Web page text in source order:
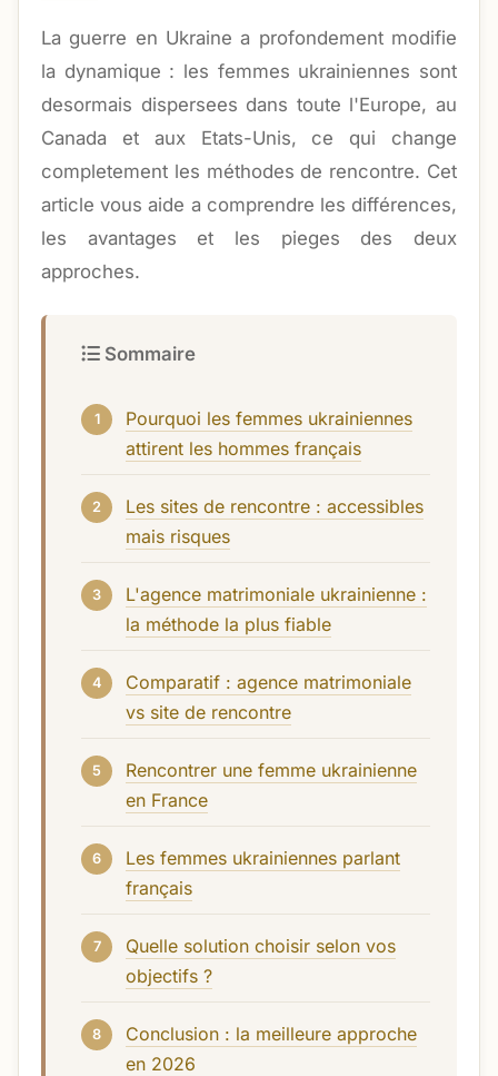
La guerre en Ukraine a profondement modifie
la dynamique : les femmes ukrainiennes sont
desormais dispersees dans toute l'Europe, au
Canada et aux Etats-Unis, ce qui change
completement les méthodes de rencontre. Cet
article vous aide a comprendre les différences,
les avantages et les pieges des deux
approches.
Sommaire
Pourquoi les femmes ukrainiennes
attirent les hommes français
Les sites de rencontre : accessibles
mais risques
L'agence matrimoniale ukrainienne :
la méthode la plus fiable
Comparatif : agence matrimoniale
vs site de rencontre
Rencontrer une femme ukrainienne
en France
Les femmes ukrainiennes parlant
français
Quelle solution choisir selon vos
objectifs ?
Conclusion : la meilleure approche
en 2026